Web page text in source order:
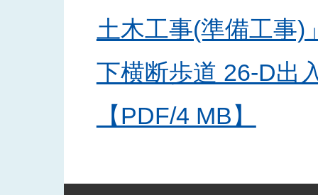
土木工事(準備工事)
下横断歩道 26-D出
【PDF/4 MB】